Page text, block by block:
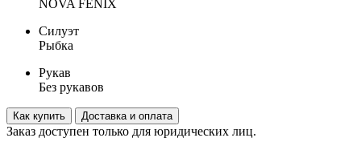
NOVA FENIX
Силуэт
Рыбка
Рукав
Без рукавов
Как купить Доставка и оплата
Заказ доступен только для юридических лиц.